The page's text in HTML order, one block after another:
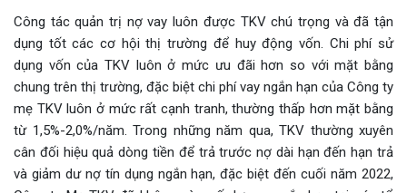
Công tác quản trị nợ vay luôn được TKV chú trọng và đã tận
dụng tốt các cơ hội thị trường để huy động vốn. Chi phí sử
dụng vốn của TKV luôn ở mức ưu đãi hơn so với mặt bằng
chung trên thị trường, đặc biệt chi phí vay ngắn hạn của Công ty
mẹ TKV luôn ở mức rất cạnh tranh, thường thấp hơn mặt bằng
từ 1,5%-2,0%/năm. Trong những năm qua, TKV thường xuyên
cân đối hiệu quả dòng tiền để trả trước nợ dài hạn đến hạn trả
và giảm dư nợ tín dụng ngắn hạn, đặc biệt đến cuối năm 2022,